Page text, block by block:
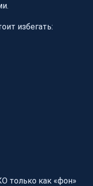
избегать:
только как «фон»